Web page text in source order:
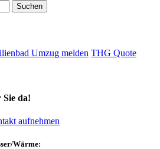
Umzug melden THG Quote
Sie da!
aufnehmen
Wärme: